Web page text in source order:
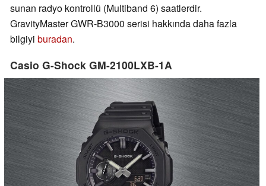
sunan radyo kontrollü (Multiband 6) saatlerdir.
GravityMaster GWR-B3000 serisi hakkında daha fazla
bilgiyi buradan.
Casio G-Shock GM-2100LXB-1A